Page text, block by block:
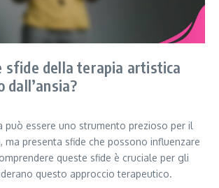
sfide della terapia artistica
dall’ansia?
può essere uno strumento prezioso per il
ma presenta sfide che possono influenzare
queste sfide è cruciale per gli
questo approccio terapeutico.